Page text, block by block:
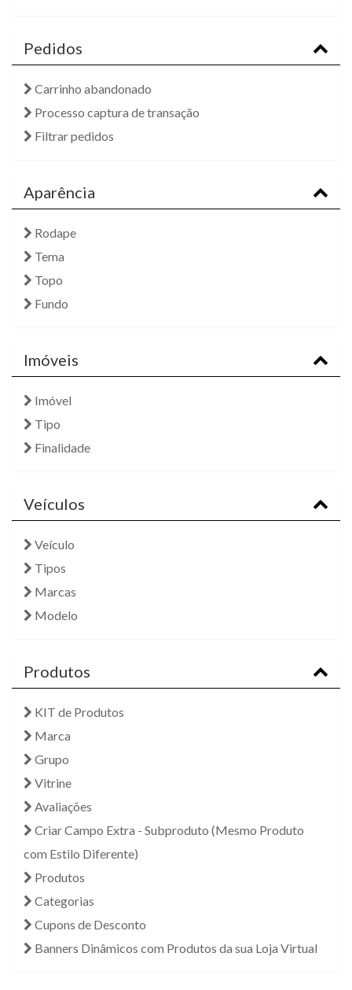
Pedidos
Carrinho abandonado
Processo captura de transação
Filtrar pedidos
Aparência
Rodape
Tema
Topo
Fundo
Imóveis
Imóvel
Tipo
Finalidade
Veículos
Veículo
Tipos
Marcas
Modelo
Produtos
KIT de Produtos
Marca
Grupo
Vitrine
Avaliações
Criar Campo Extra - Subproduto (Mesmo Produto
com Estilo Diferente)
Produtos
Categorias
Cupons de Desconto
Banners Dinâmicos com Produtos da sua Loja Virtual